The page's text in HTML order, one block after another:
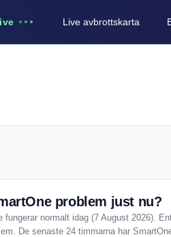
Live avbrottskarta
problem just nu?
fungerar normalt idag (7 August 2026).
De senaste 24 timmarna har